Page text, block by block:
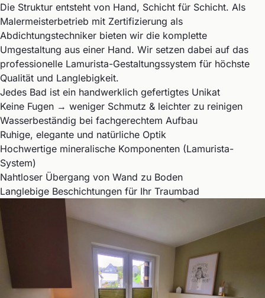
Die Struktur entsteht von Hand, Schicht für Schicht. Als
Malermeisterbetrieb mit Zertifizierung als
Abdichtungstechniker bieten wir die komplette
Umgestaltung aus einer Hand. Wir setzen dabei auf das
professionelle Lamurista-Gestaltungssystem für höchste
Qualität und Langlebigkeit.
Jedes Bad ist ein handwerklich gefertigtes Unikat
Keine Fugen → weniger Schmutz & leichter zu reinigen
Wasserbeständig bei fachgerechtem Aufbau
Ruhige, elegante und natürliche Optik
Hochwertige mineralische Komponenten (Lamurista-
System)
Nahtloser Übergang von Wand zu Boden
Langlebige Beschichtungen für Ihr Traumbad